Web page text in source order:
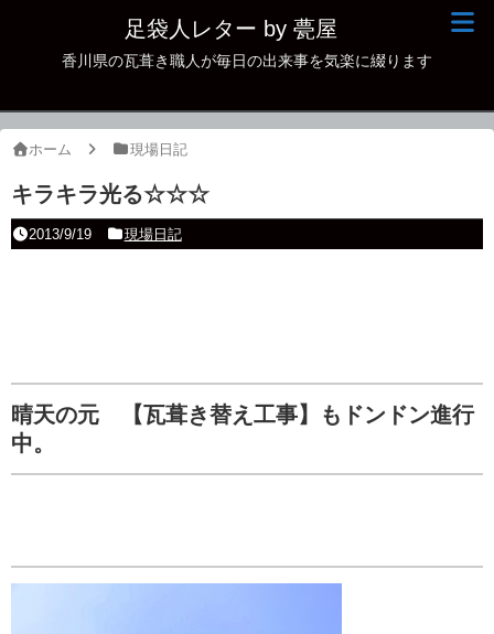
足袋人レター by 甍屋
香川県の瓦葺き職人が毎日の出来事を気楽に綴ります
ホーム 現場日記
キラキラ光る☆☆☆
2013/9/19 現場日記
晴天の元 【瓦葺き替え工事】もドンドン進行
中。
現場日記
古瓦